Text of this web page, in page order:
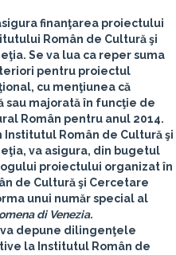
finanţarea proiectului
Român de Cultură şi
Se va lua ca reper suma
pentru proiectul
cu menţiunea că
sau majorată în funcţie de
Român pentru anul 2014.
Român de Cultură şi
va asigura, din bugetul
proiectului organizat în
de Cultură şi Cercetare
unui număr special al
di Venezia.
depune dilingenţele
la Institutul Român de